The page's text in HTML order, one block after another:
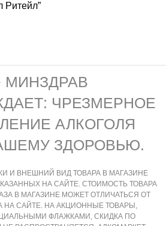
Ритейл”
МИНЗДРАВ
ЧРЕЗМЕРНОЕ
АЛКОГОЛЯ
ЗДОРОВЬЮ.
И ВНЕШНИЙ ВИД ТОВАРА В МАГАЗИНЕ
НА САЙТЕ. СТОИМОСТЬ ТОВАРА
В МАГАЗИНЕ МОЖЕТ ОТЛИЧАТЬСЯ ОТ
НА САЙТЕ. НА АКЦИОННЫЕ ТОВАРЫ,
ФЛАЖКАМИ, СКИДКА ПО